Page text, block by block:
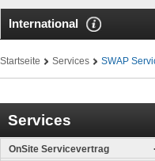
International
Startseite Services SWAP
Services
OnSite Servicevertrag